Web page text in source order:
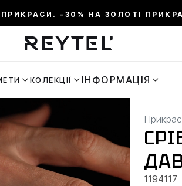
-30% НА ЗОЛОТІ
КОЛЕКЦІЇ ІНФОРМАЦІЯ
1194117